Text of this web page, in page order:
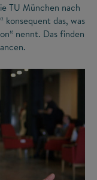
TU München nach
konsequent das, was
nennt. Das finden